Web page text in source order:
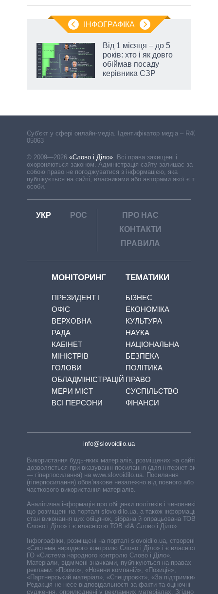
ІНФОГРАФІКА
Від 1 місяця – до 5
років: хто і як довго
обіймав посаду
керівника СЗР
Cуб'єкт у сфері онлайн-медіа. Ідентифікатор медіа – R40-
05063
© 2009—2026 «Слово і Діло»
Всі права захищені і
охороняються законом. Адміністрація сайту залишає за
собою право не погоджуватися з інформацією, яка
публікується на сайті, власниками або авторами якої є треті
особи.
УКР РОС
ПРО НАС
КОНТАКТИ
ПРАВИЛА
МОНІТОРИНГ
ПРЕЗИДЕНТ І
ОФІС
ВЕРХОВНА
РАДА
КАБІНЕТ
МІНІСТРІВ
ГОЛОВИ
ОБЛАДМІНІСТРАЦІЙ
МЕРИ МІСТ
ВСІ ПЕРСОНИ
ТЕМАТИКИ
БІЗНЕС
ЕКОНОМІКА
КУЛЬТУРА
НАУКА
НАЦІОНАЛЬНА
БЕЗПЕКА
ПОЛІТИКА
ПРАВО
СУСПІЛЬСТВО
ФІНАНСИ
info@slovoidilo.ua
Використання будь-яких матеріалів, розміщених на сайті,
дозволяється при вказуванні посилання (для інтернет-видань
— гіперпосилання) на www.slovoidilo.ua. Посилання
(гіперпосилання) обов’язкове незалежно від повного або
часткового використання матеріалів.
Аналітична інформація про обіцянки політиків і чиновників,
що розміщені на порталі slovoidilo.ua, а також інформація про
стан виконання цих обіцянок, зібрана й опрацьована ТОВ «ІА
Слово і Діло» і є власністю ТОВ «ІА Слово і Діло».
Інфографіки, розміщені на порталі slovoidilo.ua, створені ГО
«Система народного контролю Слово і Діло» і є власністю
ГО «Система народного контролю Слово і Діло».
Матеріали, відмічені значками, публікуються на правах
реклами: «Промо», «Новини компаній», «Позиція»,
«Партнерський матеріал», «Спецпроєкт», «За підтримки».
Редакція не несе відповідальності за факти та оціночні
судження, оприлюднені у рекламних матеріалах. Згідно з